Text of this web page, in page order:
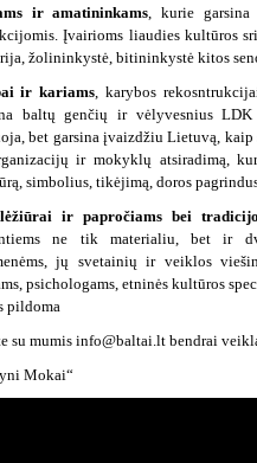
ir amatininkams, kurie garsina
Įvairioms liaudies kultūros
žolininkystė, bitininkystė kitos
ir kariams, karybos
baltų genčių ir vėlyvesnius
bet garsina įvaizdžiu Lietuvą,
ir mokyklų atsiradimą,
simbolius, tikėjimą, doros
ir papročiams bei
ne tik materialiu, bet ir
jų svetainių ir veiklos
psichologams, etninės kultūros
pildoma
su mumis info@baltai.lt bendrai
Mokai“